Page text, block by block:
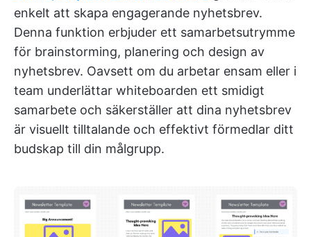
enkelt att skapa engagerande nyhetsbrev.
Denna funktion erbjuder ett samarbetsutrymme
för brainstorming, planering och design av
nyhetsbrev. Oavsett om du arbetar ensam eller i
team underlättar whiteboarden ett smidigt
samarbete och säkerställer att dina nyhetsbrev
är visuellt tilltalande och effektivt förmedlar ditt
budskap till din målgrupp.